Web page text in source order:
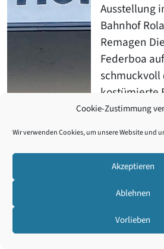
Cookie-Zustimmung
Wir verwenden Cookies, um unsere Website und
Akzeptieren
Ablehnen
Vorlieben
Ausstellung
Bahnhof
Remagen
Federboa
kostümierte
Freytag-
uns am
Pose
...
Der